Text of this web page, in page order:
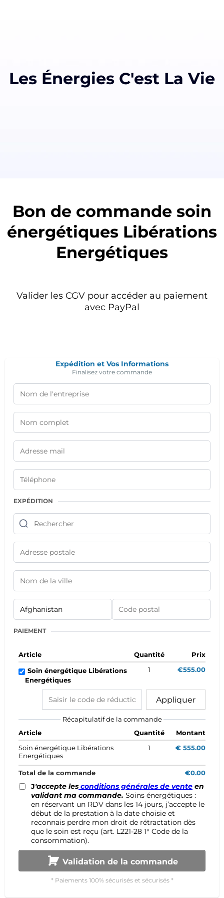
Les Énergies C'est La Vie
Bon de commande soin
énergétiques Libérations
Energétiques
Valider les CGV pour accéder au paiement
avec PayPal
Expédition et Vos Informations
Finalisez votre commande
EXPÉDITION
PAIEMENT
Article Quantité
Prix
Soin énergétique Libérations
Energétiques
1 €555.00
Appliquer
Récapitulatif de la commande
Article
Quantité
Montant
Soin énergétique Libérations
Energétiques
1 € 555.00
Total de la commande €0.00
J'accepte les conditions générales de vente en
validant ma commande. Soins énergétiques :
en réservant un RDV dans les 14 jours, j’accepte le
début de la prestation à la date choisie et
reconnais perdre mon droit de rétractation dès
que le soin est reçu (art. L221-28 1° Code de la
consommation).
Validation de la commande
* Paiements 100% sécurisés et sécurisés *